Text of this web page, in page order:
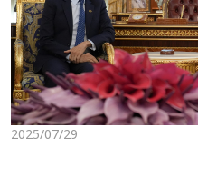
2025/07/29